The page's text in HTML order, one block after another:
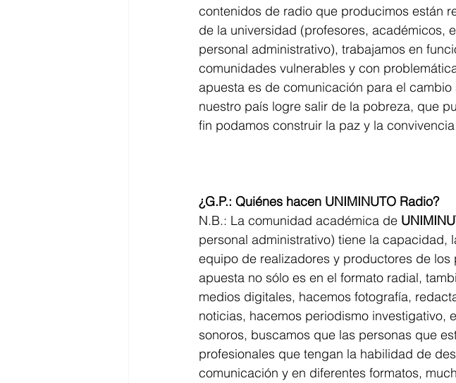
contenidos de radio que producimos están
de la universidad (profesores, académicos,
personal administrativo), trabajamos en
comunidades vulnerables y con
apuesta es de comunicación para el
nuestro país logre salir de la pobreza, que
fin podamos construir la paz y la
¿G.P.: Quiénes hacen UNIMINUTO Radio?
N.B.: La comunidad académica de
personal administrativo) tiene la capacidad,
equipo de realizadores y productores de
apuesta no sólo es en el formato radial,
medios digitales, hacemos fotografía,
noticias, hacemos periodismo investigativo,
sonoros, buscamos que las personas que
profesionales que tengan la habilidad de
comunicación y en diferentes formatos,